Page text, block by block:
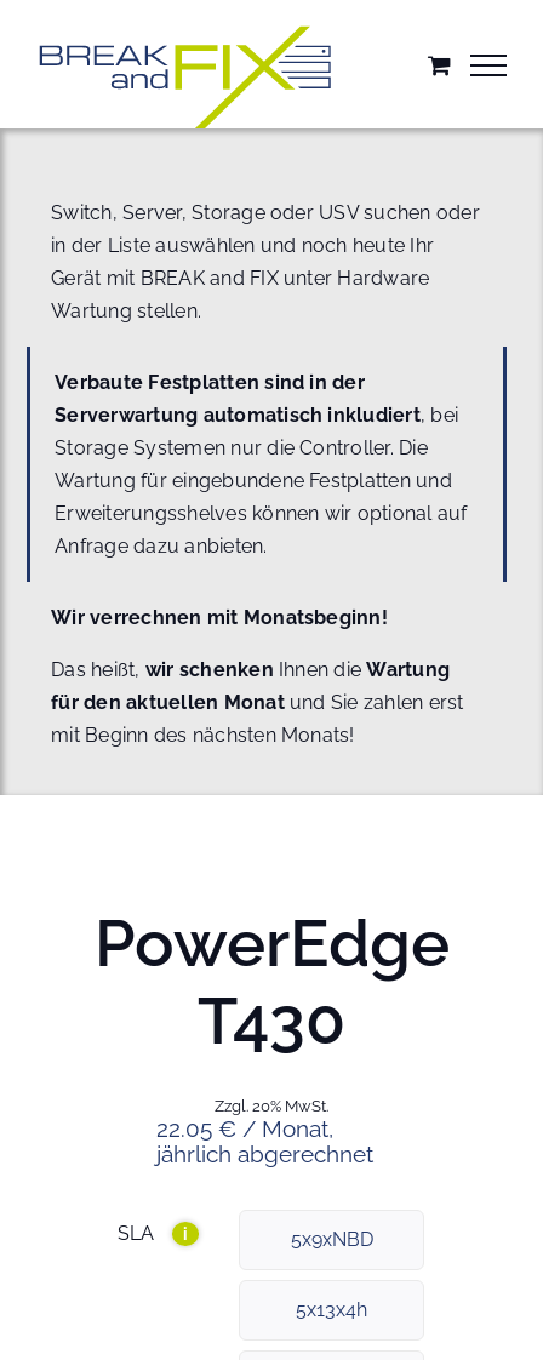
springen
Switch, Server, Storage oder USV suchen oder
in der Liste auswählen und noch heute Ihr
Gerät mit BREAK and FIX unter Hardware
Wartung stellen.
Verbaute Festplatten sind in der
Serverwartung automatisch inkludiert, bei
Storage Systemen nur die Controller. Die
Wartung für eingebundene Festplatten und
Erweiterungsshelves können wir optional auf
Anfrage dazu anbieten.
Wir verrechnen mit Monatsbeginn!
Das heißt, wir schenken Ihnen dieWartung
für den aktuellen Monat und Sie zahlen erst
mit Beginn des nächsten Monats!
PowerEdge
T430
22.05 € / Monat,
jährlich abgerechnet
Zzgl. 20% MwSt.
SLA i 5x9xNBD
5x13x4h